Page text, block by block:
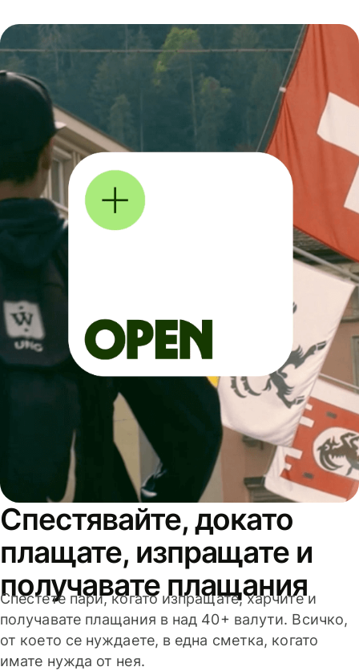
Спестявайте, докато
плащате, изпращате и
получавате плащания
Спестете пари, когато изпращате, харчите и
получавате плащания в над 40+ валути. Всичко,
от което се нуждаете, в една сметка, когато
имате нужда от нея.